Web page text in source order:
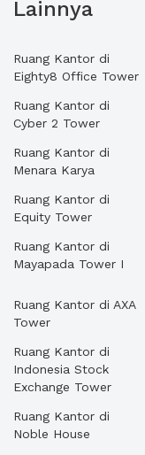
Lainnya
Ruang Kantor di
Eighty8 Office Tower
Ruang Kantor di
Cyber 2 Tower
Ruang Kantor di
Menara Karya
Ruang Kantor di
Equity Tower
Ruang Kantor di
Mayapada Tower I
Ruang Kantor di AXA
Tower
Ruang Kantor di
Indonesia Stock
Exchange Tower
Ruang Kantor di
Noble House